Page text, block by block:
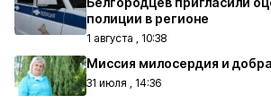
полиции в регионе
1 августа , 10:38
Миссия милосердия и добра
31 июля , 14:36